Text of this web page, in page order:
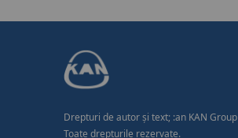
Drepturi de autor și text; :an KAN Group
Toate drepturile rezervate.